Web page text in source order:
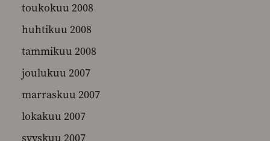
toukokuu 2008
huhtikuu 2008
tammikuu 2008
joulukuu 2007
marraskuu 2007
lokakuu 2007
syyskuu 2007